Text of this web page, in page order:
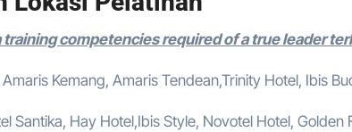
training competencies required of a true leader
Amaris Kemang, Amaris Tendean,Trinity Hotel, Ibis
Santika, Hay Hotel,Ibis Style, Novotel Hotel, Golden